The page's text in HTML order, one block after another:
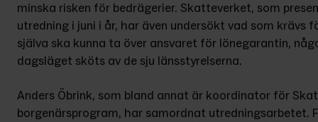
minska risken för bedrägerier. Skatteverket, som
utredning i juni i år, har även undersökt vad som krävs
själva ska kunna ta över ansvaret för lönegarantin,
dagsläget sköts av de sju länsstyrelserna.
Anders Öbrink, som bland annat är koordinator för
borgenärsprogram, har samordnat utredningsarbetet.